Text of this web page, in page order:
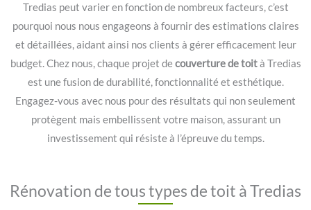
Tredias peut varier en fonction de nombreux facteurs, c’est
pourquoi nous nous engageons à fournir des estimations claires
et détaillées, aidant ainsi nos clients à gérer efficacement leur
budget. Chez nous, chaque projet decouverture de toità Tredias
est une fusion de durabilité, fonctionnalité et esthétique.
Engagez-vous avec nous pour des résultats qui non seulement
protègent mais embellissent votre maison, assurant un
investissement qui résiste à l’épreuve du temps.
Rénovation de tous types de toit à Tredias